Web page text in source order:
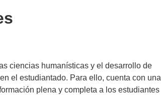
ciencias humanísticas y el desarrollo de
el estudiantado. Para ello, cuenta con una
plena y completa a los estudiantes